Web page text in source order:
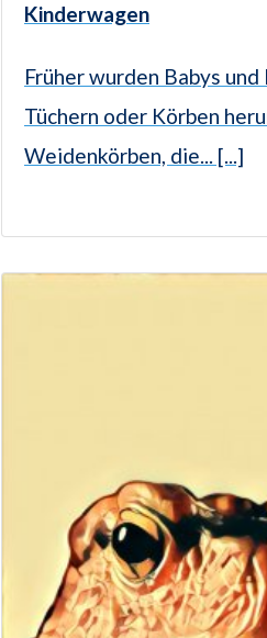
Kinderwagen
Früher wurden Babys
Tüchern oder Körben
Weidenkörben, die... [...]